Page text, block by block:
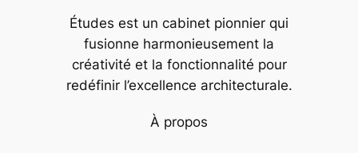
Études est un cabinet pionnier qui
fusionne harmonieusement la
créativité et la fonctionnalité pour
redéfinir l’excellence architecturale.
À propos